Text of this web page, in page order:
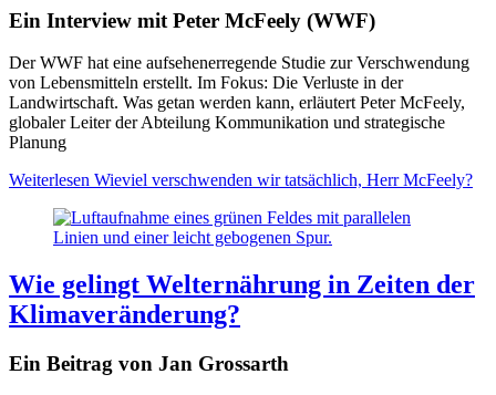
Ein Interview mit Peter McFeely (WWF)
Der WWF hat eine aufsehenerregende Studie zur Verschwendung
von Lebensmitteln erstellt. Im Fokus: Die Verluste in der
Landwirtschaft. Was getan werden kann, erläutert Peter McFeely,
globaler Leiter der Abteilung Kommunikation und strategische
Planung
Weiterlesen Wieviel verschwenden wir tatsächlich, Herr McFeely?
Wie gelingt Welternährung in Zeiten der
Klimaveränderung?
Ein Beitrag von Jan Grossarth